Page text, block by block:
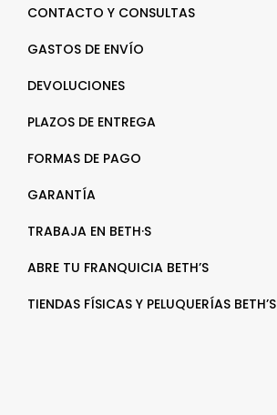
CONTACTO Y CONSULTAS
GASTOS DE ENVÍO
DEVOLUCIONES
PLAZOS DE ENTREGA
FORMAS DE PAGO
GARANTÍA
TRABAJA EN BETH·S
ABRE TU FRANQUICIA BETH’S
TIENDAS FÍSICAS Y PELUQUERÍAS BETH’S